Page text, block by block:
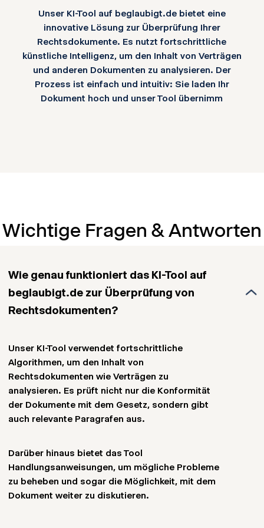
Unser KI-Tool auf beglaubigt.de bietet eine
innovative Lösung zur Überprüfung Ihrer
Rechtsdokumente. Es nutzt fortschrittliche
künstliche Intelligenz, um den Inhalt von Verträgen
und anderen Dokumenten zu analysieren. Der
Prozess ist einfach und intuitiv: Sie laden Ihr
Dokument hoch und unser Tool übernimm
Wichtige Fragen & Antworten
Wie genau funktioniert das KI-Tool auf
beglaubigt.de zur Überprüfung von
Rechtsdokumenten?
Unser KI-Tool verwendet fortschrittliche
Algorithmen, um den Inhalt von
Rechtsdokumenten wie Verträgen zu
analysieren. Es prüft nicht nur die Konformität
der Dokumente mit dem Gesetz, sondern gibt
auch relevante Paragrafen aus.
Darüber hinaus bietet das Tool
Handlungsanweisungen, um mögliche Probleme
zu beheben und sogar die Möglichkeit, mit dem
Dokument weiter zu diskutieren.